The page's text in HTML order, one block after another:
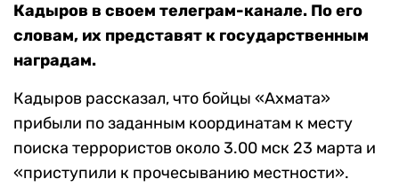
Кадыров в своем телеграм-канале. По его
словам, их представят к государственным
наградам.
Кадыров рассказал, что бойцы «Ахмата»
прибыли по заданным координатам к месту
поиска террористов около 3.00 мск 23 марта и
«приступили к прочесыванию местности».